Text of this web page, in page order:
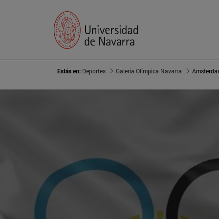
Estás en: Deportes Galería Olímpica Navarra